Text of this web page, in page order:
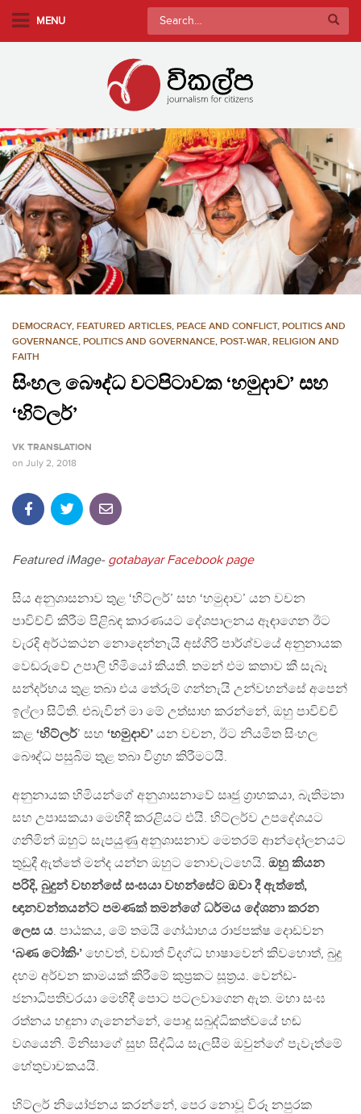
m
a
i
n
c
t
e
MENU
Search
for:
DEMOCRACY, FEATURED ARTICLES, PEACE AND CONFLICT, POLITICS AND
GOVERNANCE, POLITICS AND GOVERNANCE, POST-WAR, RELIGION AND
FAITH
සිංහල බෞද්ධ වටපිටාවක ‘හමුදාව’ සහ
‘හිට්ලර්’
VK TRANSLATION
on July 2, 2018
Featured iMage- gotabayar Facebook page
සිය අනුශාසනාව තුළ ‘හිට්ලර්’ සහ ‘හමුදාව’ යන වචන
පාවිච්චි කිරීම පිළිබඳ කාරණයට දේශපාලනය ඈඳාගෙන ඊට
වැරදි අර්ථකථන නොදෙන්නැයි අස්ගිරි පාර්ශ්වයේ අනුනායක
වෙඬරුවේ උපාලි හිමියෝ කියති. තමන් එම කතාව කී සැබෑ
සන්දර්භය තුළ තබා එය තේරුම් ගන්නැයි උන්වහන්සේ අපෙන්
ඉල්ලා සිටිති. එබැවින් මා මේ උත්සාහ කරන්නේ, ඔහු පාවිච්චි
කළ ‘හිට්ලර්’ සහ ‘හමුදාව’ යන වචන, ඊට නියමිත සිංහල
බෞද්ධ පසුබිම තුළ තබා විග‍්‍රහ කිරීමටයි.
අනුනායක හිමියන්ගේ අනුශාසනාවේ සෘජු ග‍්‍රාහකයා, බැතිමතා
සහ උපාසකයා මෙහිදී කරළියට එයි. හිට්ලර්ව උපදේශයට
ගනිමින් ඔහුට සැපයුණු අනුශාසනාව මෙතරම් ආන්දෝලනයට
තුඩුදී ඇත්තේ මන්ද යන්න ඔහුට නොවැටහෙයි. ඔහු කියන
පරිදි, බුදුන් වහන්සේ සංඝයා වහන්සේට ඔවා දී ඇත්තේ,
ඥානවන්තයන්ට පමණක් තමන්ගේ ධර්මය දේශනා කරන
ලෙස ය. පාඨකය, මේ තමයි ගෝඨාභය රාජපක්ෂ දොඩවන
‘බණ ටෝකිං’ හෙවත්, වඩාත් විදග්ධ භාෂාවෙන් කිවහොත්, බුදු
දහම අර්චන කාමයක් කිරීමේ කුප‍්‍රකට සූත‍්‍රය. වෙන්ඩ-
ජනාධිපතිවරයා මෙහිදී පොට පටලවාගෙන ඇත. මහා සංඝ
රත්නය හඳුනා ගැනෙන්නේ, පොදු සබුද්ධිකත්වයේ හඬ
වශයෙනි. මිනිසාගේ සුභ සිද්ධිය සැලසීම ඔවුන්ගේ පැවැත්මේ
හේතුවාචකයයි.
හිට්ලර් නියෝජනය කරන්නේ, පෙර නොවූ විරූ නපුරක